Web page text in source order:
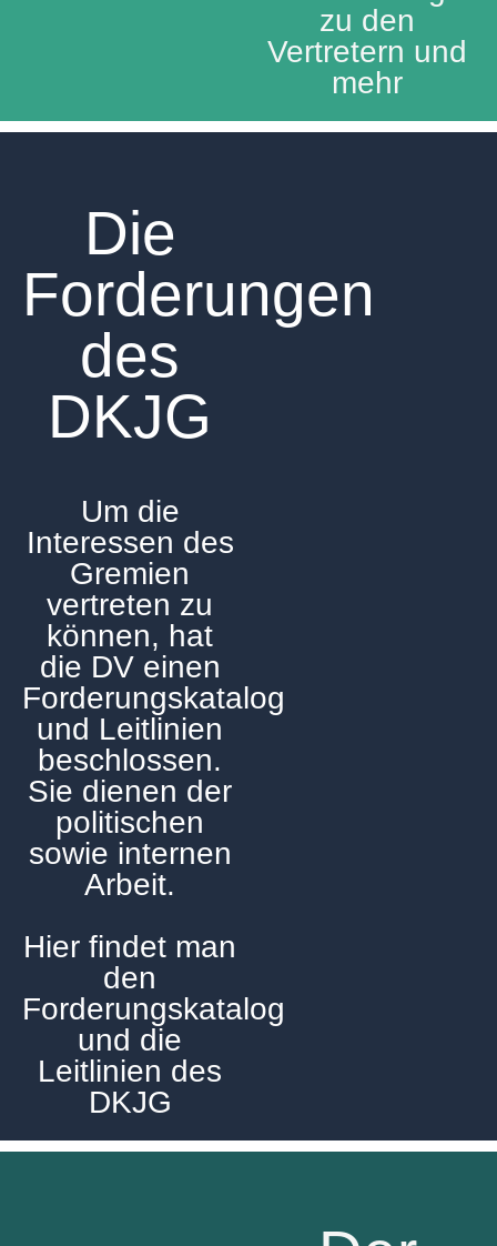
zu den
Vertretern und
mehr
Die
Forderungen
des
DKJG
Um die
Interessen des
Gremien
vertreten zu
können, hat
die DV einen
Forderungskatalog
und Leitlinien
beschlossen.
Sie dienen der
politischen
sowie internen
Arbeit.
Hier findet man
den
Forderungskatalog
und die
Leitlinien des
DKJG